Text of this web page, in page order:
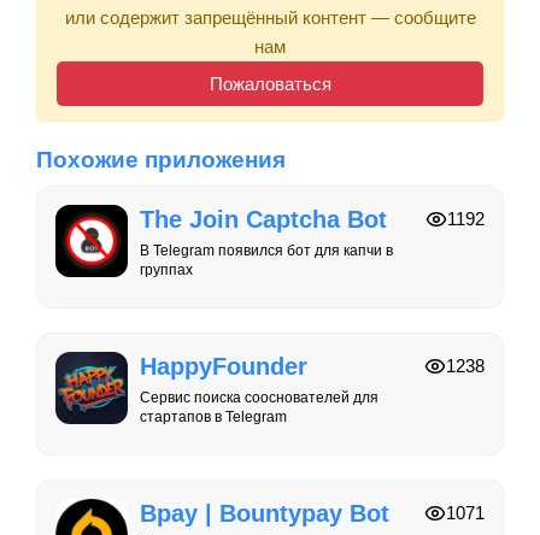
или содержит запрещённый контент — сообщите
нам
Пожаловаться
Похожие приложения
The Join Captcha Bot
В Telegram появился бот для капчи в
группах
1192
HappyFounder
Сервис поиска сооснователей для
стартапов в Telegram
1238
Bpay | Bountypay Bot 1071